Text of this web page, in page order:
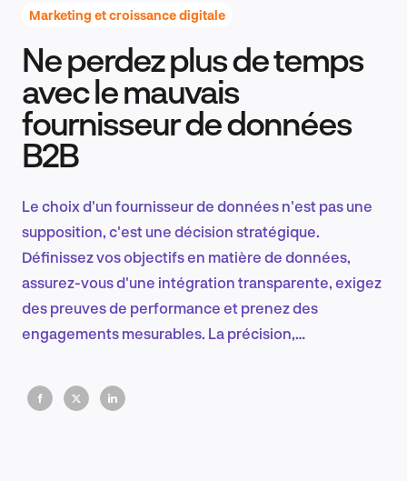
Recherche et conception produit
EN
FR
Marketing et croissance digitale
Ne perdez plus de temps
avec le mauvais
fournisseur de données
B2B
Le choix d'un fournisseur de données n'est pas une
supposition, c'est une décision stratégique.
Définissez vos objectifs en matière de données,
assurez-vous d'une intégration transparente, exigez
des preuves de performance et prenez des
engagements mesurables. La précision,
dépendent de la manière dont votre technologie et
vos systèmes de données fonctionnent ensemble.